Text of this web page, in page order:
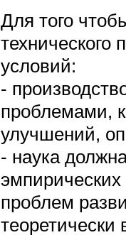
Для того
технического
условий:
-
проблемами,
улучшений,
- наука
проблем